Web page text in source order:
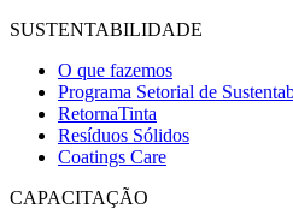
SUSTENTABILIDADE
O que fazemos
Programa Setorial de
RetornaTinta
Resíduos Sólidos
Coatings Care
CAPACITAÇÃO